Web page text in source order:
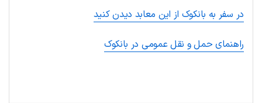
در سفر به بانکوک از این معابد دیدن کنید
راهنمای حمل و نقل عمومی در بانکوک